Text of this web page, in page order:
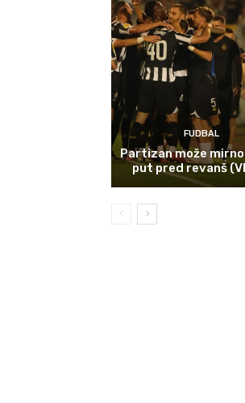
FUDBAL
Partizan može
put pred revanš